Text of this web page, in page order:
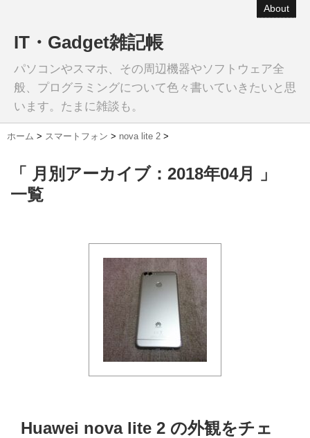
About
IT・Gadget雑記帳
パソコンやスマホ、その周辺機器やソフトウェア全
般、プログラミングについて色々書いていきたいと思
います。たまに雑談も。
ホーム > スマートフォン > nova lite 2 >
「 月別アーカイブ：2018年04月 」
一覧
Huawei nova lite 2 の外観をチェ